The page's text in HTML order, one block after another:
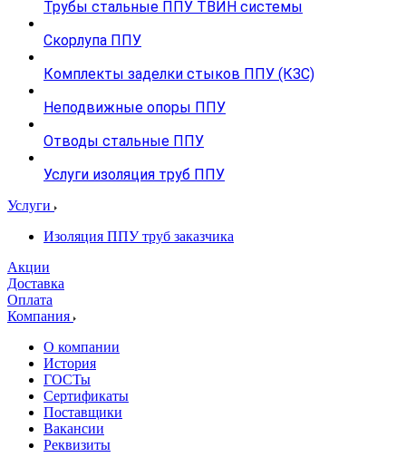
Трубы стальные ППУ ТВИН системы
Скорлупа ППУ
Комплекты заделки стыков ППУ (КЗС)
Неподвижные опоры ППУ
Отводы стальные ППУ
Услуги изоляция труб ППУ
Услуги
Изоляция ППУ труб заказчика
Акции
Доставка
Оплата
Компания
О компании
История
ГОСТы
Сертификаты
Поставщики
Вакансии
Реквизиты